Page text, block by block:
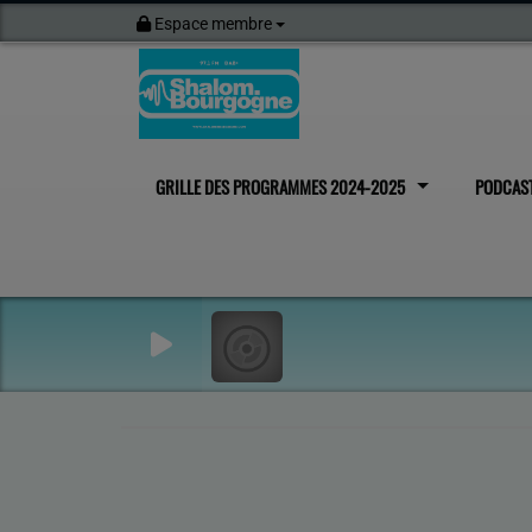
Espace membre
GRILLE DES PROGRAMMES 2024-2025